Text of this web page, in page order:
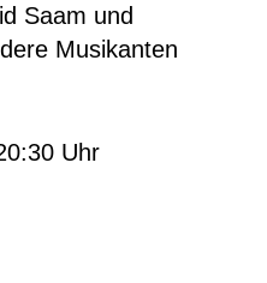
Saam und
Musikanten
Uhr